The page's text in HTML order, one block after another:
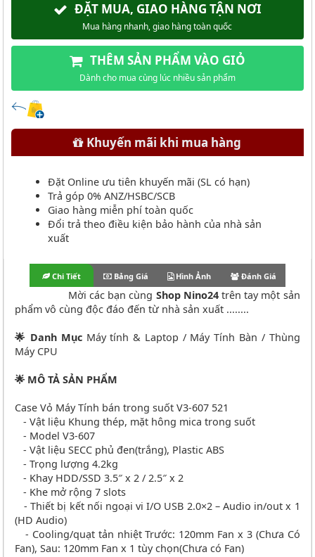
ĐẶT MUA, GIAO HÀNG TẬN NƠI
Mua hàng nhanh, giao hàng toàn quốc
THÊM SẢN PHẨM VÀO GIỎ
Dành cho mua cùng lúc nhiều sản phẩm
Khuyến mãi khi mua hàng
Đặt Online ưu tiên khuyến mãi (SL có hạn)
Trả góp 0% ANZ/HSBC/SCB
Giao hàng miễn phí toàn quốc
Đổi trả theo điều kiện bảo hành của nhà sản
xuất
Chi Tiết Bảng Giá Hình Ảnh Đánh Giá
Mời các bạn cùng Shop Nino24trên tay một sản
phẩm vô cùng độc đáo đến từ nhà sản xuất ........
🌟 Danh MụcMáy tính & Laptop / Máy Tính Bàn / Thùng
Máy CPU
🌟 MÔ TẢ SẢN PHẨM
Case Vỏ Máy Tính bán trong suốt V3-607 521
- Vật liệu Khung thép, mặt hông mica trong suốt
- Model V3-607
- Vật liệu SECC phủ đen(trắng), Plastic ABS
- Trọng lượng 4.2kg
- Khay HDD/SSD 3.5″ x 2 / 2.5″ x 2
- Khe mở rộng 7 slots
- Thiết bị kết nối ngoại vi I/O USB 2.0×2 – Audio in/out x 1
(HD Audio)
- Cooling/quạt tản nhiệt Trước: 120mm Fan x 3 (Chưa Có
Fan), Sau: 120mm Fan x 1 tùy chọn(Chưa có Fan)